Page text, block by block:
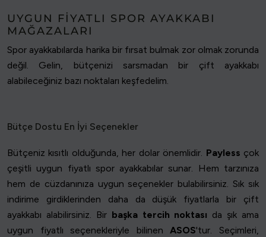
UYGUN FIYATLI SPOR AYAKKABI
MAĞAZALARI
Spor ayakkabılarda harika bir fırsat bulmak zor olmak zorunda
değil. Gelin, bütçenizi sarsmadan bir çift ayakkabı
alabileceğiniz bazı noktaları keşfedelim.
Bütçe Dostu En İyi Seçenekler
Bütçeniz kısıtlı olduğunda, her dolar önemlidir. Payless çok
çeşitli uygun fiyatlı spor ayakkabılar sunar. Hem tarzınıza
hem de cüzdanınıza uygun seçenekler bulabilirsiniz. Sık sık
indirime girdiklerinden daha da düşük fiyatlarla bir çift
ayakkabı alabilirsiniz. Bir başka tercih noktası da şık ama
uygun fiyatlı seçenekleriyle bilinenASOS'tur. Seçimleri,